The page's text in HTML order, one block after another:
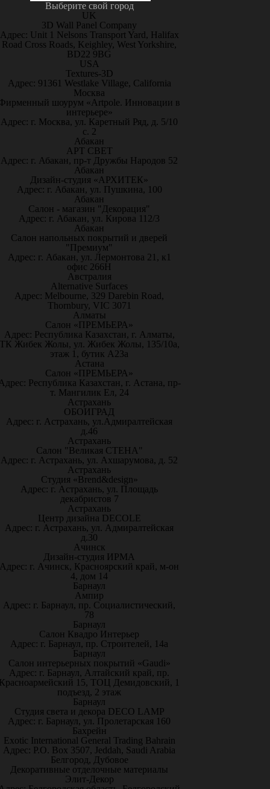
Выберите свой город
UK
3D Wall Panel Company
Адрес: Unit 1 Nelsons Transport Yard, Halifax
Road Cross Roads, Keighley, West Yorkshire,
BD22 9BG
USA
Textures-3D
Адрес: 91361 Westlake Village, California
Москва
шоурум «Artpole. Инновации в
интерьере»
Адрес: г. Москва, ул. Каретный Ряд, д. 5/10
с. 2
Абакан
АРТ СВЕТ
Адрес: г. Абакан, пр-т Дружбы Народов 52
Абакан
Дизайн-студия «АРХИТЕК»
Адрес: г. Абакан, ул. Пушкина, 100
Абакан
Салон - магазин "Декорация"
Адрес: г. Абакан, ул. Кирова 112/3
Абакан
Салон напольных покрытий и дверей
"Премиум"
Адрес: г. Абакан, ул. Лермонтова 21, к1
офис 266Н
Австралия
Alternative Surfaces
Адрес: Melbourne, 329 Darebin Road,
Thornbury, VIC 3071
Алматы
Салон «ПРЕМЬЕРА»
Адрес: Республика Казахстан, г. Алматы,
Жибек Жолы, ул. Жибек Жолы, 135/10а,
этаж 1, бутик А23а
Астана
Салон «ПРЕМЬЕРА»
Республика Казахстан, г. Астана, пр-
т. Мангилик Ел, 24
Астрахань
ОБОИГРАД
Адрес: г. Астрахань, ул.Адмиралтейская
д.46
Астрахань
Салон "Великая СТЕНА"
Адрес: г. Астрахань, ул. Ахшарумова, д. 52
Астрахань
Студия «Brend&design»
Адрес: г. Астрахань, ул. Площадь
декабристов 7
Астрахань
Центр дизайна DECOLE
Адрес: г. Астрахань, ул. Адмиралтейская
д.30
Ачинск
Дизайн-студия ИРМА
Адрес: г. Ачинск, Красноярский край, м-он
4, дом 14
Барнаул
Ампир
Адрес: г. Барнаул, пр. Социалистический,
78
Барнаул
Салон Квадро Интерьер
Адрес: г. Барнаул, пр. Строителей, 14а
Барнаул
Салон интерьерных покрытий «Gaudi»
Адрес: г. Барнаул, Алтайский край, пр.
15, ТОЦ Демидовский, 1
подъезд, 2 этаж
Барнаул
Студия света и декора DECO LAMP
Адрес: г. Барнаул, ул. Пролетарская 160
Бахрейн
Exotic International General Trading Bahrain
Адрес: P.O. Box 3507, Jeddah, Saudi Arabia
Белгород, Дубовое
Декоративные отделочные материалы
Элит-Декор